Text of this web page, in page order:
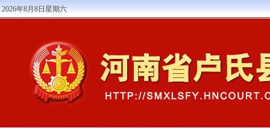
2026年8月8日星期六